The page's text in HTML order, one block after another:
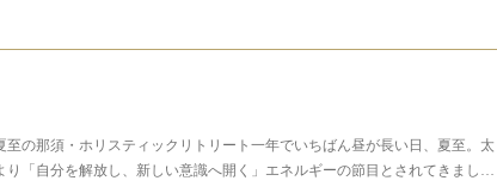
の那須・ホリスティックリトリート一年でいちばん昼が長い日、夏至。太
「自分を解放し、新しい意識へ開く」エネルギーの節目とされてきまし…